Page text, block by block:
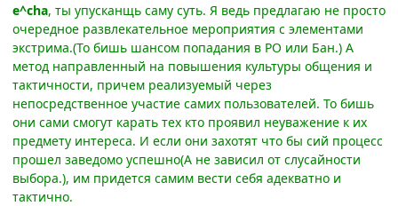
e^cha, ты упусканщь саму суть. Я ведь предлагаю не просто
очередное развлекательное мероприятия с элементами
экстрима.(То бишь шансом попадания в РО или Бан.) А
метод направленный на повышения культуры общения и
тактичности, причем реализуемый через
непосредственное участие самих пользователей. То бишь
они сами смогут карать тех кто проявил неуважение к их
предмету интереса. И если они захотят что бы сий процесс
прошел заведомо успешно(А не зависил от слусайности
выбора.), им придется самим вести себя адекватно и
тактично.